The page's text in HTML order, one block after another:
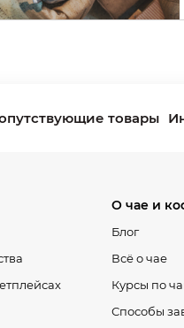
товары
О чае и
Блог
Всё о чае
Курсы по
Способы